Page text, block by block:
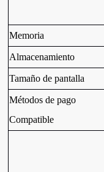
Memoria
Almacenamiento
Tamaño de pantalla
Métodos de pago
Compatible